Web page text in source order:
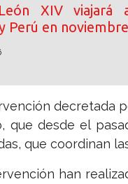
XIV viajará
Perú en noviembre
decretada
que desde el
que coordinan
han